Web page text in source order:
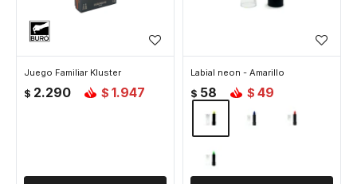
Juego Familiar Kluster
$ 2.290 $ 1.947
Labial neon - Amarillo
$ 58 $ 49